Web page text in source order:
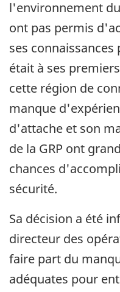
l'environnement
ont pas permis
ses
était à ses
cette région de
manque
d'attache et son
de la GRP ont
chances
sécurité.
Sa décision a été
directeur des
faire part du
adéquates pour